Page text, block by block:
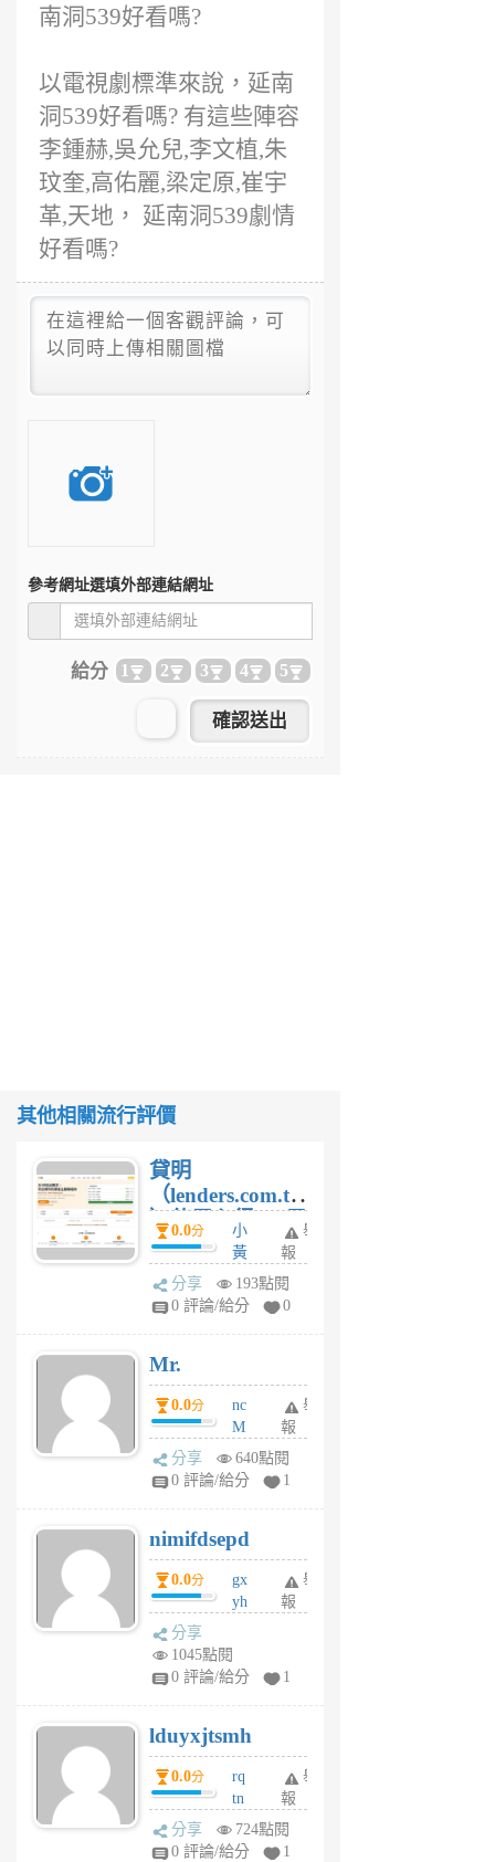
南洞539好看嗎?
以電視劇標準來說，延南
洞539好看嗎? 有這些陣容
李鍾赫,吳允兒,李文植,朱
玟奎,高佑麗,梁定原,崔宇
革,天地， 延南洞539劇情
好看嗎?
參考網址選填外部連結網址
給分 1 2 3 4 5
其他相關流行評價
貸明
（lenders.com.tw
）使用心得 — 民
間貸款比較平台
體驗
0.0分
小
黃
蜂
1
舉
報
分享
193點閱
0 評論/給分
0
Mr.
0.0分
nc
M
U
F
U
5
個
月
舉
報
分享
640點閱
0 評論/給分
1
nimifdsepd
0.0分
gx
yh
jl
月
前
舉
報
分享
1045點閱
0 評論/給分
1
lduyxjtsmh
0.0分
rq
tn
jt
gl
舉
報
分享
724點閱
0 評論/給分
1